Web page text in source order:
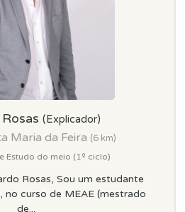
(Explicador)
Maria da Feira (6 km)
Estudo do meio (1º ciclo)
Rosas, Sou um estudante
no curso de MEAE (mestrado
de...